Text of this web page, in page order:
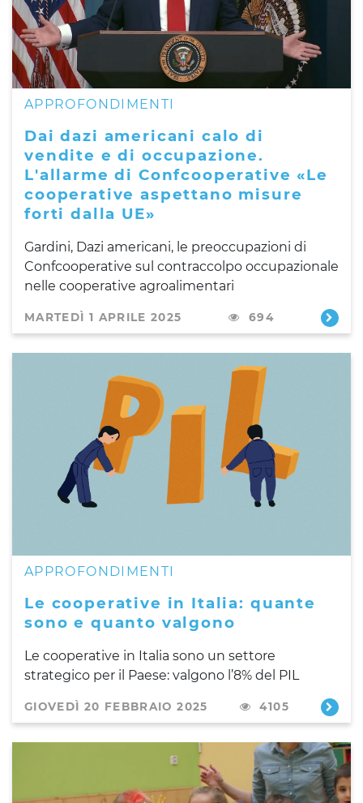
APPROFONDIMENTI
Dai dazi americani calo di
vendite e di occupazione.
L'allarme di Confcooperative «Le
cooperative aspettano misure
forti dalla UE»
Gardini, Dazi americani, le preoccupazioni di
Confcooperative sul contraccolpo occupazionale
nelle cooperative agroalimentari
MARTEDÌ 1 APRILE 2025 694
APPROFONDIMENTI
Le cooperative in Italia: quante
sono e quanto valgono
Le cooperative in Italia sono un settore
strategico per il Paese: valgono l’8% del PIL
GIOVEDÌ 20 FEBBRAIO 2025 4105